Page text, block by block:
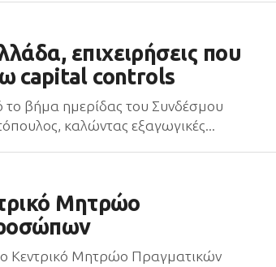
επιχειρήσεις που
capital controls
το βήμα ημερίδας του Συνδέσμου
καλώντας εξαγωγικές...
Μητρώο
Κεντρικό Μητρώο Πραγματικών